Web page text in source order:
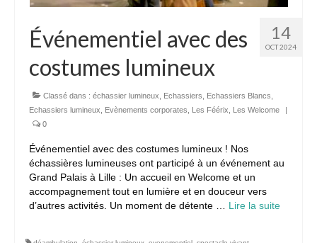
14
OCT 2024
Événementiel avec des
costumes lumineux
Classé dans : échassier lumineux Echassiers Echassiers Blancs
Echassiers lumineux
Evènements corporates Les Féérix Les Welcome
|
0
Événementiel avec des costumes lumineux ! Nos
échassières lumineuses ont participé à un événement au
Grand Palais à Lille : Un accueil en Welcome et un
accompagnement tout en lumière et en douceur vers
d’autres activités. Un moment de détente … Lire la suite­­